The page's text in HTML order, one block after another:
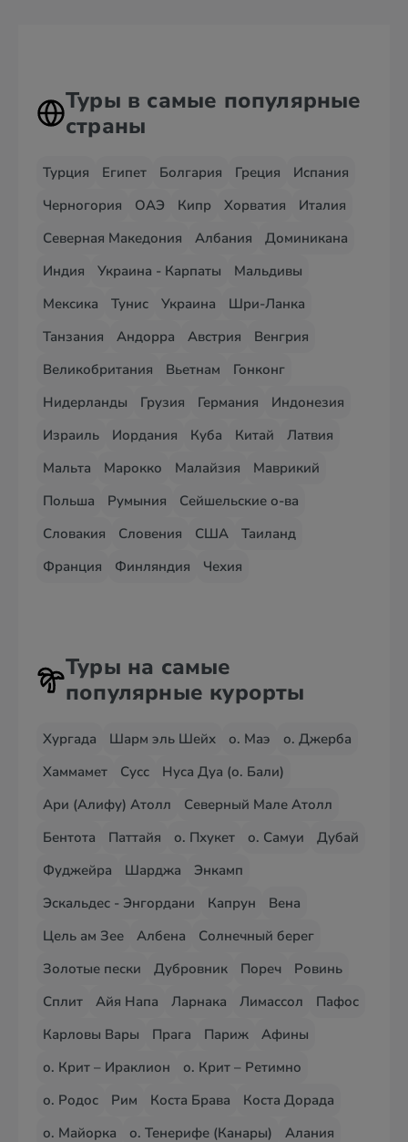
Туры в самые популярные
страны
Турция Египет Болгария Греция
Испания
Черногория
ОАЭ Кипр Хорватия
Италия
Северная Македония
Албания
Доминикана
Индия
Украина - Карпаты
Мальдивы
Мексика
Тунис Украина
Шри-Ланка
Танзания
Андорра Австрия
Венгрия
Великобритания
Вьетнам
Гонконг
Нидерланды
Грузия Германия
Индонезия
Израиль
Иордания Куба Китай
Латвия
Мальта
Марокко Малайзия
Маврикий
Польша
Румыния
Сейшельские о-ва
Словакия
Словения США
Таиланд
Франция
Финляндия Чехия
Туры на самые
популярные курорты
Хургада Шарм эль Шейх о. Маэ
о. Джерба
Хаммамет
Сусс
Нуса Дуа (о. Бали)
Ари (Алифу) Атолл
Северный Мале Атолл
Бентота
Паттайя о. Пхукет о. Самуи
Дубай
Фуджейра
Шарджа
Энкамп
Эскальдес - Энгордани
Капрун
Вена
Цель ам Зее
Албена
Солнечный берег
Золотые пески
Дубровник Пореч
Ровинь
Сплит
Айя Напа Ларнака Лимассол
Пафос
Карловы Вары
Прага Париж
Афины
о. Крит – Ираклион
о. Крит – Ретимно
о. Родос
Рим Коста Брава
Коста Дорада
о. Майорка
о. Тенерифе (Канары) Алания